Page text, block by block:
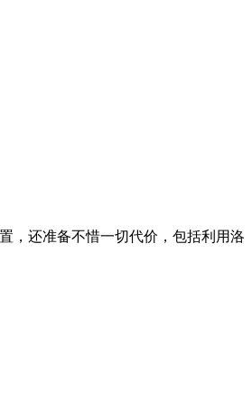
，还准备不惜一切代价，包括利用洛